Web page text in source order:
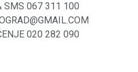
SMS 067 311 100
020 282 090